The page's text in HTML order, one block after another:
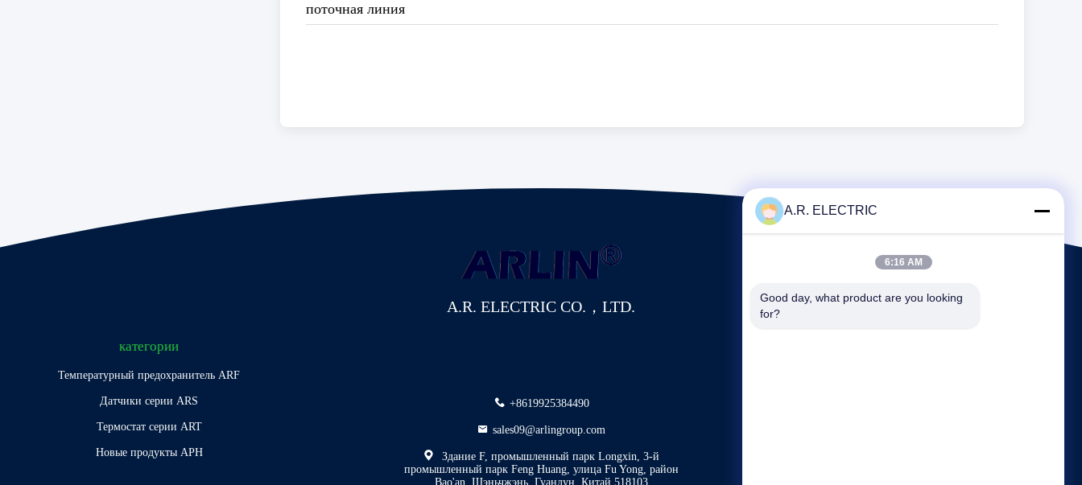
поточная линия
A.R. ELECTRIC CO.，LTD.
категории
Температурный предохранитель ARF
Датчики серии ARS
Термостат серии ART
Новые продукты АРН
+8619925384490
sales09@arlingroup.com
Здание F, промышленный парк Longxin, 3-й
промышленный парк Feng Huang, улица Fu Yong, район
Bao'an, Шэньчжэнь, Гуандун, Китай 518103
A.R. ELECTRIC
6:16 AM
Good day, what product are you looking
for?